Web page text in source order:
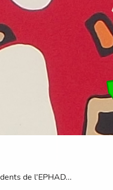
de l'EPHAD...